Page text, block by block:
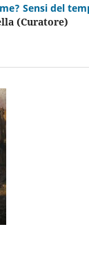
Sensi del
(Curatore)